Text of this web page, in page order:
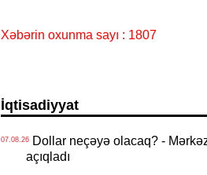
Xəbərin oxunma sayı : 1807
İqtisadiyyat
07.08.26Dollar neçəyə olacaq? -
açıqladı